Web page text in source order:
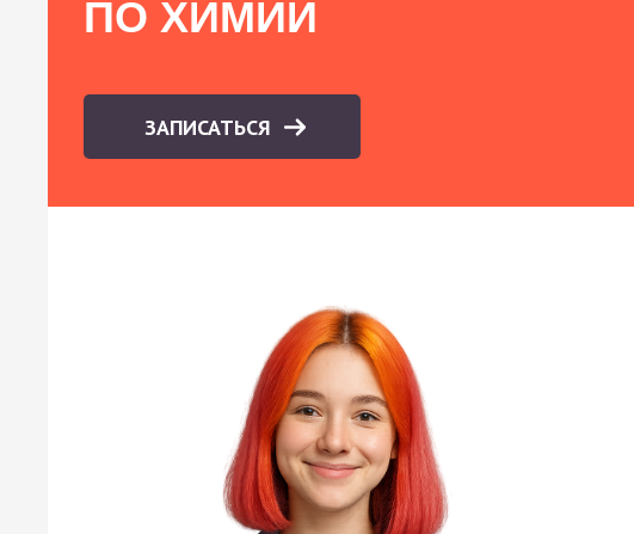
ПО ХИМИИ
ЗАПИСАТЬСЯ